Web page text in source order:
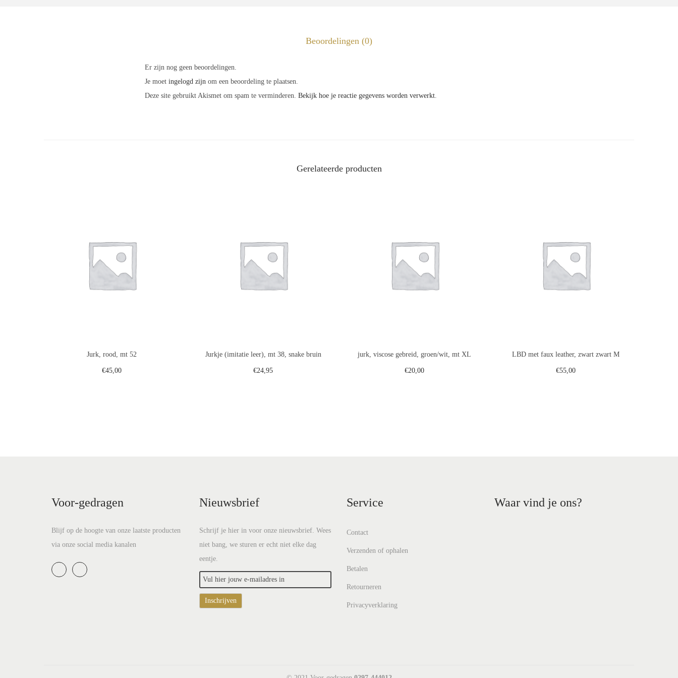
l
Beoordelingen (0)
Er zijn nog geen beoordelingen.
Je moet ingelogd zijn om een beoordeling te plaatsen.
Deze site gebruikt Akismet om spam te verminderen. Bekijk hoe je reactie gegevens worden verwerkt.
Gerelateerde producten
Jurk, rood, mt 52
€45,00
Jurkje (imitatie leer), mt 38, snake bruin
€24,95
jurk, viscose gebreid, groen/wit, mt XL
€20,00
LBD met faux leather, zwart zwart M
€55,00
Voor-gedragen
Blijf op de hoogte van onze laatste producten
via onze social media kanalen
Nieuwsbrief
Schrijf je hier in voor onze nieuwsbrief. Wees
niet bang, we sturen er echt niet elke dag
eentje.
Service
Contact
Verzenden of ophalen
Betalen
Retourneren
Privacyverklaring
Waar vind je ons?